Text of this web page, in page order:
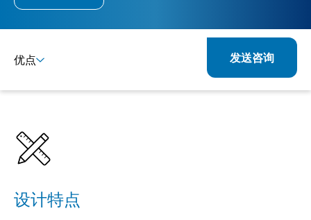
优点
相关产品
发送咨询
设计特点